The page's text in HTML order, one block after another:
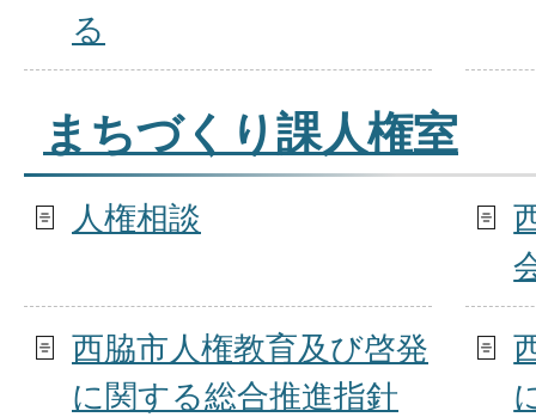
る
まちづくり課人権室
人権相談
西脇市人権教育及び啓発
に関する総合推進指針